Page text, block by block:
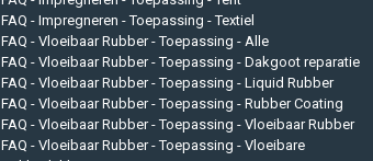
FAQ - Impregneren - Toepassing - Textiel
FAQ - Vloeibaar Rubber - Toepassing - Alle
FAQ - Vloeibaar Rubber - Toepassing - Dakgoot reparatie
FAQ - Vloeibaar Rubber - Toepassing - Liquid Rubber
FAQ - Vloeibaar Rubber - Toepassing - Rubber Coating
FAQ - Vloeibaar Rubber - Toepassing - Vloeibaar Rubber
FAQ - Vloeibaar Rubber - Toepassing - Vloeibare